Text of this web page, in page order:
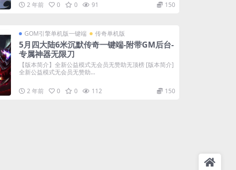
2 年前 0 0 91 150
GOM引擎单机版一键端 传奇单机版
5月四大陆6米沉默传奇一键端-附带GM后台-
专属神器无限刀
【版本简介】全新公益模式无会员无赞助无顶榜 [版本简介]
全新公益模式无会员无赞助...
2 年前 0 0 112 150